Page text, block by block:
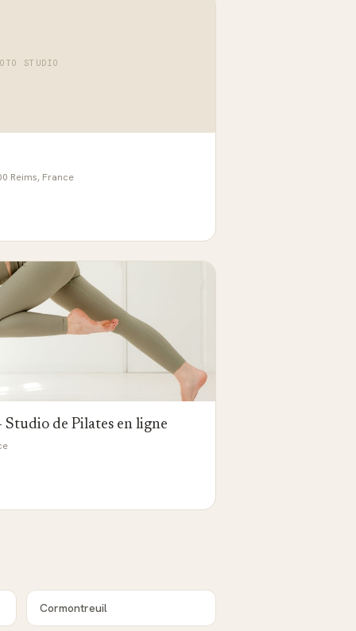
STUDIO
Reims, France
de Pilates en ligne
Cormontreuil